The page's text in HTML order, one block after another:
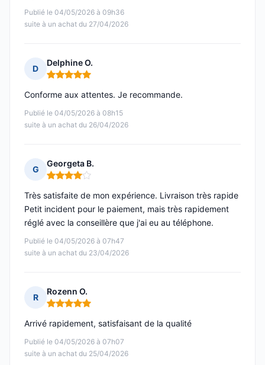
Publié le 04/05/2026 à 09h36
suite à un achat du 27/04/2026
D
Delphine O.
Note : 5 sur 5
Publié le 04/05/2026 à 08h15
suite à un achat du 26/04/2026
Conforme aux attentes. Je recommande.
G
Georgeta B.
Note : 4 sur 5
Publié le 04/05/2026 à 07h47
suite à un achat du 23/04/2026
Très satisfaite de mon expérience. Livraison très rapide
Petit incident pour le paiement, mais très rapidement
réglé avec la conseillère que j'ai eu au téléphone.
R
Rozenn O.
Note : 5 sur 5
Publié le 04/05/2026 à 07h07
suite à un achat du 25/04/2026
Arrivé rapidement, satisfaisant de la qualité